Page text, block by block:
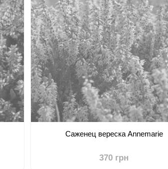
Саженец вереска Annemarie
370 грн